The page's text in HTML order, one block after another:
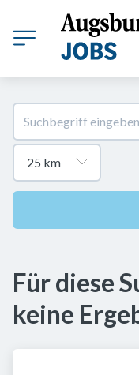
Für diese
keine